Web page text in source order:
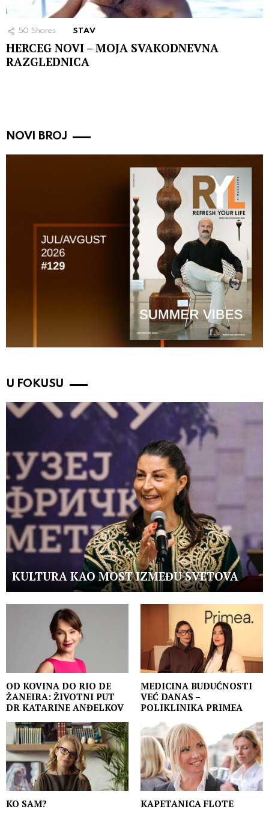
50 Shares STAV
HERCEG NOVI – MOJA SVAKODNEVNA
RAZGLEDNICA
NOVI BROJ
U FOKUSU
KULTURA KAO MOST IZMEĐU SVETOVA
OD KOVINA DO RIO DE
ŽANEIRA: ŽIVOTNI PUT
DR KATARINE ANĐELKOV
MEDICINA BUDUĆNOSTI
VEĆ DANAS –
POLIKLINIKA PRIMEA
KO SAM? KAPETANICA FLOTE